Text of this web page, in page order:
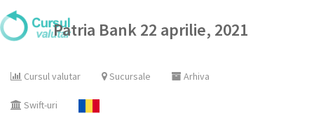
Patria Bank 22 aprilie, 2021
Cursul valutar Sucursale Arhiva
Swift-uri